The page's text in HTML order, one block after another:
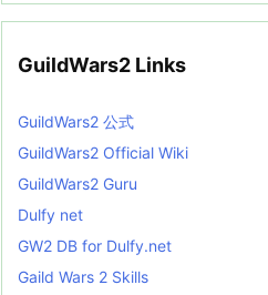
GuildWars2 Links
GuildWars2 公式
GuildWars2 Official Wiki
GuildWars2 Guru
Dulfy net
GW2 DB for Dulfy.net
Gaild Wars 2 Skills